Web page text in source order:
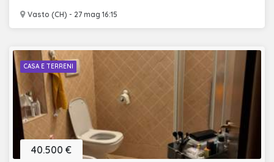
Vasto (CH) - 27 mag 16:15
CASA E TERRENI
40.500 €